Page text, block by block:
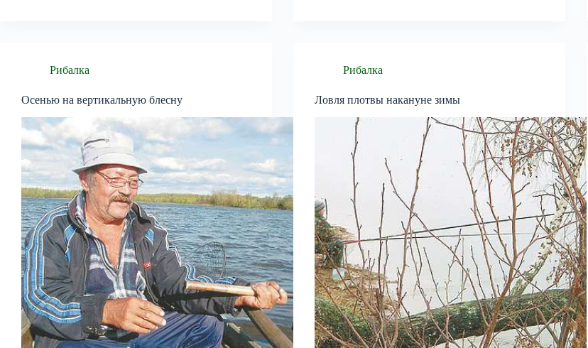
Рибалка
Осенью на вертикальную блесну
Рибалка
Ловля плотвы накануне зимы